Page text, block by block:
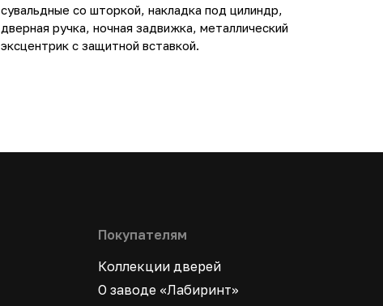
сувальдные со шторкой, накладка под цилиндр,
дверная ручка, ночная задвижка, металлический
эксцентрик с защитной вставкой.
Покупателям
Коллекции дверей
О заводе «Лабиринт»